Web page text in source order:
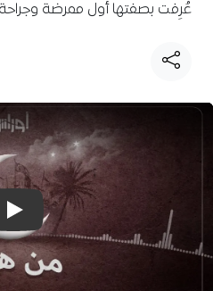
عُرِفت بصفتها أول ممرضة